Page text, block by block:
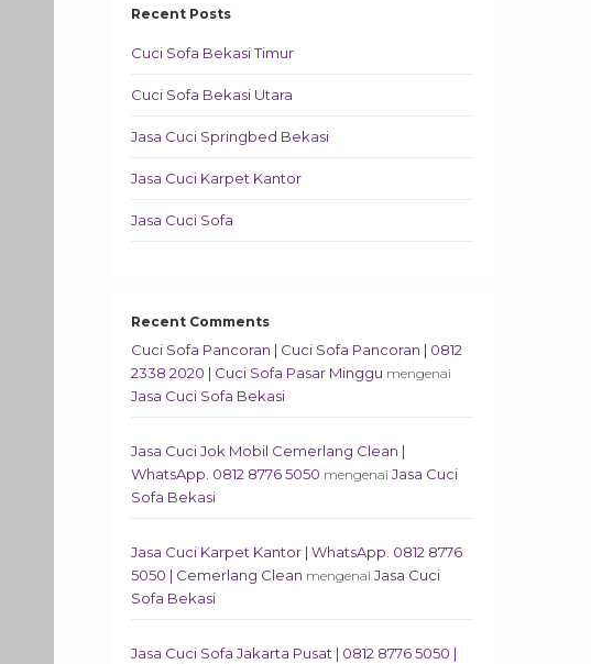
Recent Posts
Cuci Sofa Bekasi Timur
Cuci Sofa Bekasi Utara
Jasa Cuci Springbed Bekasi
Jasa Cuci Karpet Kantor
Jasa Cuci Sofa
Recent Comments
Cuci Sofa Pancoran | Cuci Sofa Pancoran | 0812
2338 2020 | Cuci Sofa Pasar Minggu mengenai
Jasa Cuci Sofa Bekasi
Jasa Cuci Jok Mobil Cemerlang Clean |
WhatsApp. 0812 8776 5050 mengenai Jasa Cuci
Sofa Bekasi
Jasa Cuci Karpet Kantor | WhatsApp. 0812 8776
5050 | Cemerlang Clean mengenai Jasa Cuci
Sofa Bekasi
Jasa Cuci Sofa Jakarta Pusat | 0812 8776 5050 |